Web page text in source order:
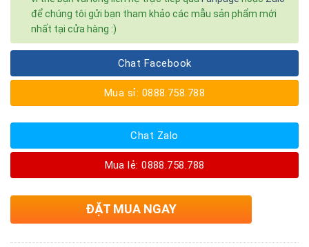
để chúng tôi gửi bạn tham khảo các mẫu sản phẩm mới
nhất tại cửa hàng :)
Chat Facebook
Mua sỉ: 0888.758.788
Chat Zalo
Mua lẻ: 0888.758.788
ĐẶT MUA NGAY